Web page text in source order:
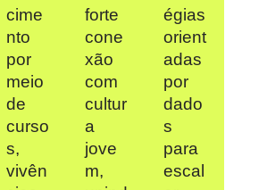
cime
nto
por
meio
de
curso
s,
vivên
forte
cone
xão
com
cultur
a
jove
m,
égias
orient
adas
por
dado
s
para
escal